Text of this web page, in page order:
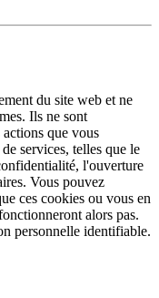
du site web et ne
Ils ne sont
actions que vous
services, telles que le
l'ouverture
Vous pouvez
ces cookies ou vous en
alors pas.
personnelle identifiable.